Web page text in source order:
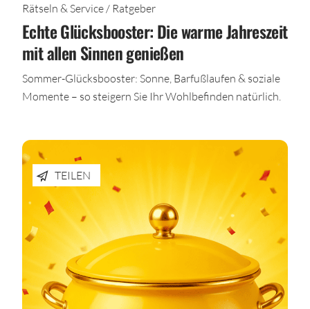
Rätseln & Service / Ratgeber
Echte Glücksbooster: Die warme Jahreszeit
mit allen Sinnen genießen
Sommer-Glücksbooster: Sonne, Barfußlaufen & soziale
Momente – so steigern Sie Ihr Wohlbefinden natürlich.
TEILEN